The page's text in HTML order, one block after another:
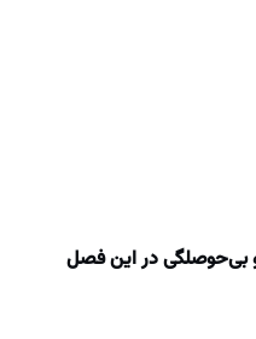
بی‌حوصلگی در این فصل